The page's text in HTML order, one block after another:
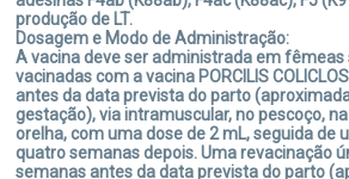
Conservar entre 2°C- 8°C ao abrigo da luz.
Apresentação:
Frascos contendo 20 mL, 50 mL, 100 mL,
produção de LT.
Dosagem e Modo de Administração:
A vacina deve ser administrada em
vacinadas com a vacina PORCILIS
antes da data prevista do parto
gestação), via intramuscular, no pescoço,
orelha, com uma dose de 2 mL, seguida de
quatro semanas depois. Uma revacinação
semanas antes da data prevista do parto